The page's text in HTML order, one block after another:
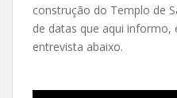
construção do Templo de
de datas que aqui informo,
entrevista abaixo.